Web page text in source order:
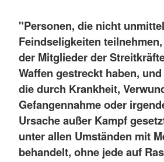
"Personen, die nicht
Feindseligkeiten
der Mitglieder der
Waffen gestreckt haben,
die durch Krankheit,
Gefangennahme oder
Ursache außer Kampf
unter allen Umständen mit
behandelt, ohne jede auf